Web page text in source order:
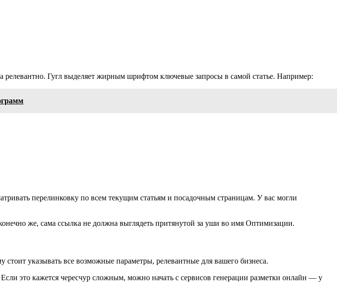
Гугл выделяет жирным шрифтом ключевые запросы в самой статье. Например:
перелинковку по всем текущим статьям и посадочным страницам. У вас могли
же, сама ссылка не должна выглядеть притянутой за уши во имя Оптимизации.
указывать все возможные параметры, релевантные для вашего бизнеса.
это кажется чересчур сложным, можно начать с сервисов генерации разметки онлайн — у